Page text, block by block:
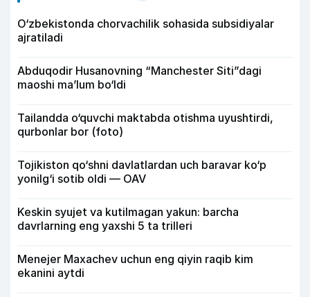
O‘zbekistonda chorvachilik sohasida subsidiyalar
ajratiladi
Abduqodir Husanovning “Manchester Siti”dagi
maoshi ma’lum bo‘ldi
Tailandda o‘quvchi maktabda otishma uyushtirdi,
qurbonlar bor (foto)
Tojikiston qo‘shni davlatlardan uch baravar ko‘p
yonilg‘i sotib oldi — OAV
Keskin syujet va kutilmagan yakun: barcha
davrlarning eng yaxshi 5 ta trilleri
Menejer Maxachev uchun eng qiyin raqib kim
ekanini aytdi